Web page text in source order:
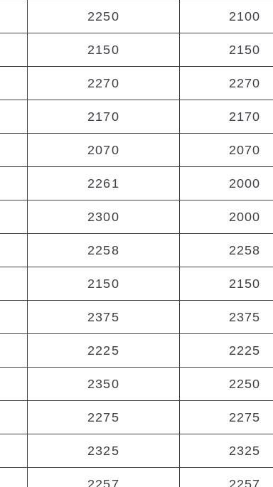
2250 2100
2150 2150
2270 2270
2170 2170
2070 2070
2261 2000
2300 2000
2258 2258
2150 2150
2375 2375
2225 2225
2350 2250
2275 2275
2325 2325
2257 2257